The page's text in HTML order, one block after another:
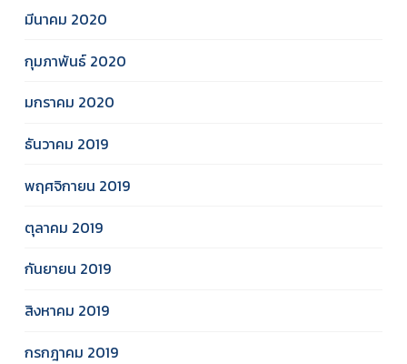
มีนาคม 2020
กุมภาพันธ์ 2020
มกราคม 2020
ธันวาคม 2019
พฤศจิกายน 2019
ตุลาคม 2019
กันยายน 2019
สิงหาคม 2019
กรกฎาคม 2019